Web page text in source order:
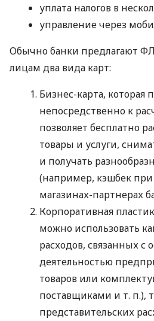
уплата налогов в
управление через
Обычно банки предлагают
лицам два вида карт:
Бизнес-карта, которая
непосредственно к
позволяет бесплатно
товары и услуги,
и получать
(например, кэшбек при
магазинах-партнерах
Корпоративная
можно использовать
расходов, связанных с
деятельностью
товаров или
поставщиками и т. п.),
представительских